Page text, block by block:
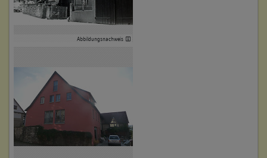
Obergeschoss(e)
Dachgeschoss(e)
Untergeschoss(e)
5. Besitzer:in:
(1660)
Bemerkung Familie:
Abbildungsnachweis